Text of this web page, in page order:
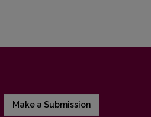
Make a Submission